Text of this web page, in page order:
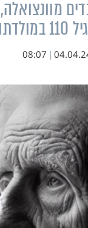
|
08:07